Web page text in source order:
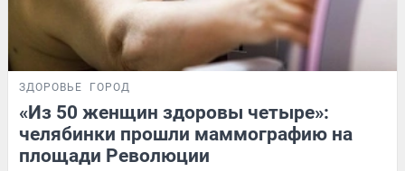
ЗДОРОВЬЕ ГОРОД
«Из 50 женщин здоровы четыре»:
челябинки прошли маммографию на
площади Революции